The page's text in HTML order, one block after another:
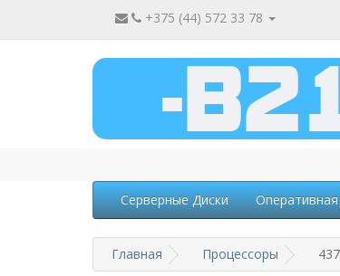
+375 (44) 572 33 78
Серверные Диски
Главная Процессоры